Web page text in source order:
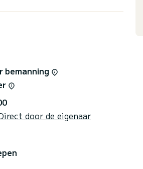
u een bericht sturen via het
en biedt u onze beste
bemanning
door de eigenaar